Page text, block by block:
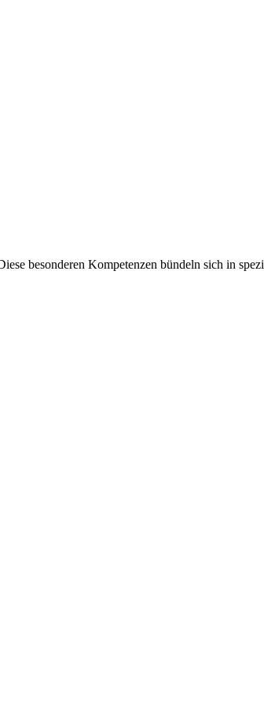
besonderen Kompetenzen bündeln sich in